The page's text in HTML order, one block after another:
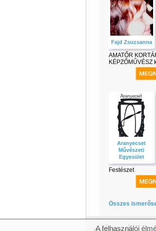
Fajd Zsuzsanna
AMATŐR
KÉPZŐMŰVÉSZ
Aranyecset
Művészeti
Egyesület
Festészet
Összes
A felhasználói